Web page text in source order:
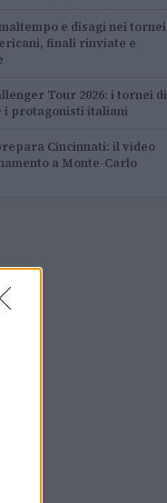
e disagi nei tornei
finali rinviate e
Tour 2026: i tornei di
i protagonisti italiani
Cincinnati: il video
a Monte-Carlo